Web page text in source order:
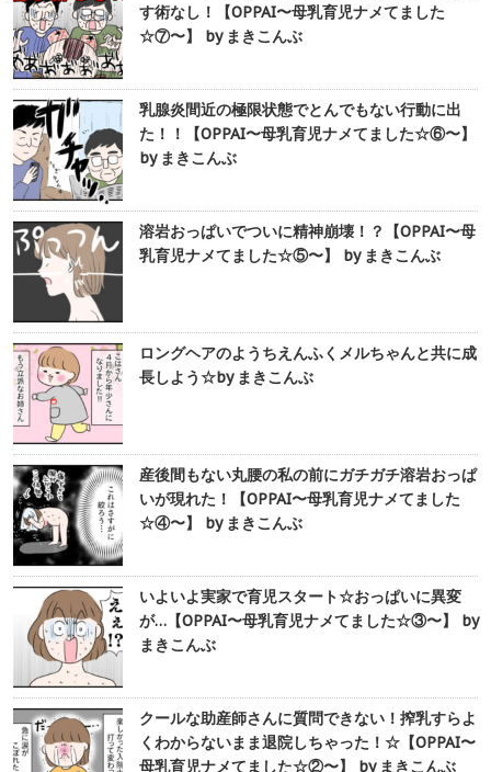
す術なし！【OPPAI〜母乳育児ナメてました
☆⑦〜】 by まきこんぶ
乳腺炎間近の極限状態でとんでもない行動に出
た！！【OPPAI〜母乳育児ナメてました☆⑥〜】
by まきこんぶ
溶岩おっぱいでついに精神崩壊！？【OPPAI〜母
乳育児ナメてました☆⑤〜】 by まきこんぶ
ロングヘアのようちえんふくメルちゃんと共に成
長しよう☆by まきこんぶ
産後間もない丸腰の私の前にガチガチ溶岩おっぱ
いが現れた！【OPPAI〜母乳育児ナメてました
☆④〜】 by まきこんぶ
いよいよ実家で育児スタート☆おっぱいに異変
が…【OPPAI〜母乳育児ナメてました☆③〜】 by
まきこんぶ
クールな助産師さんに質問できない！搾乳すらよ
くわからないまま退院しちゃった！☆【OPPAI〜
母乳育児ナメてました☆②〜】 by まきこんぶ